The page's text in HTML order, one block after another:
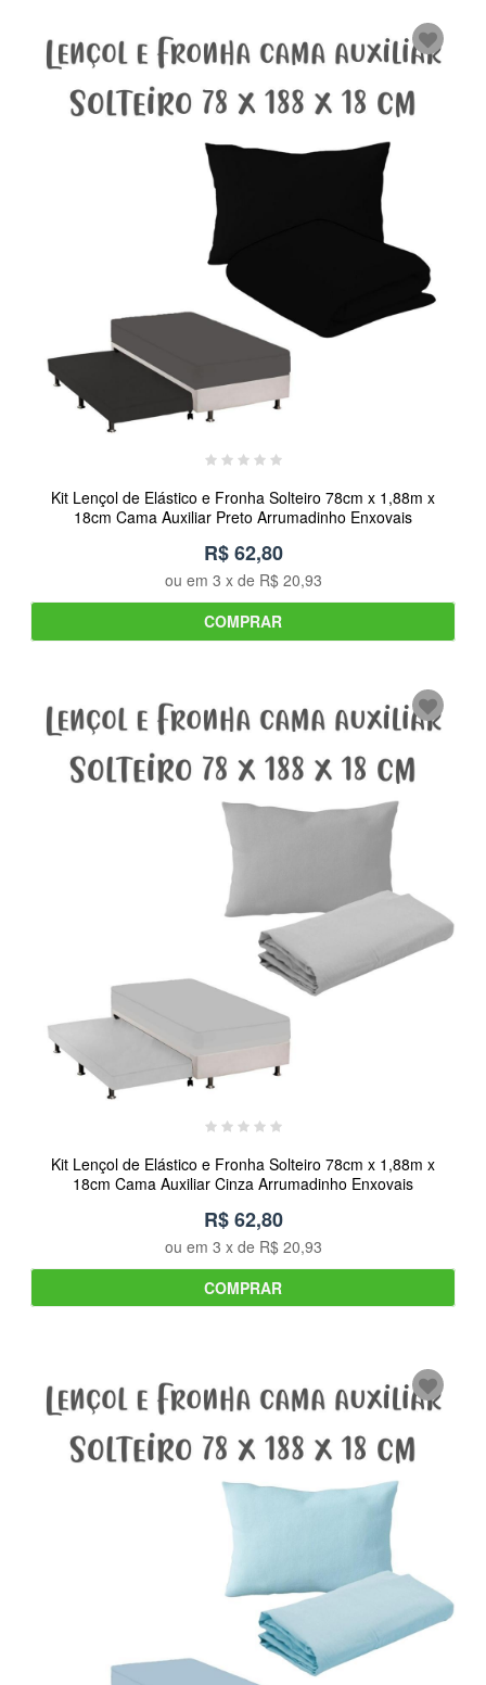
Kit Lençol de Elástico e Fronha Solteiro 78cm x 1,88m x
18cm Cama Auxiliar Preto Arrumadinho Enxovais
R$ 62,80
ou em 3 x de R$ 20,93
COMPRAR
Kit Lençol de Elástico e Fronha Solteiro 78cm x 1,88m x
18cm Cama Auxiliar Cinza Arrumadinho Enxovais
R$ 62,80
ou em 3 x de R$ 20,93
COMPRAR